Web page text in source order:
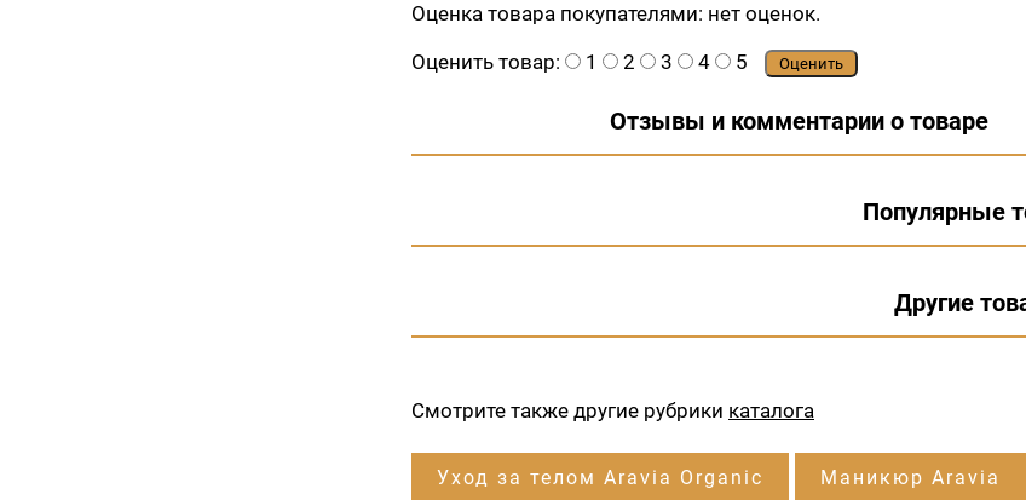
Оценка товара покупателями: нет оценок.
Оценить товар:
1 2 3 4 5 Оценить
Отзывы и комментарии о товаре
Популярные
Другие
Смотрите также другие рубрики каталога
Уход за телом Aravia Organic Маникюр Aravia